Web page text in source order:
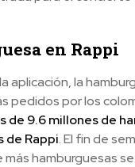
en Rappi
aplicación, la
pedidos por los
de 9.6 millones de
de Rappi. El fin de
hamburguesas